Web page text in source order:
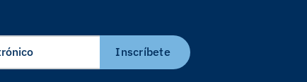
Inscríbete